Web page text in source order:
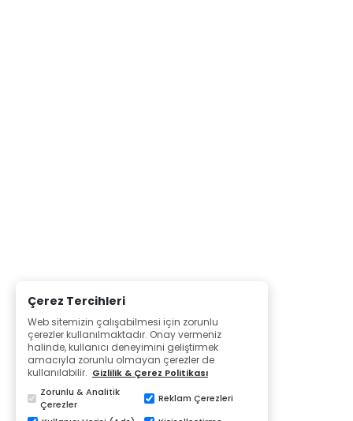
Çerez Tercihleri
Web sitemizin çalışabilmesi için zorunlu
çerezler kullanılmaktadır. Onay vermeniz
halinde, kullanıcı deneyimini geliştirmek
amacıyla zorunlu olmayan çerezler de
kullanılabilir. Gizlilik & Çerez Politikası
Zorunlu & Analitik
Çerezler
Reklam Çerezleri